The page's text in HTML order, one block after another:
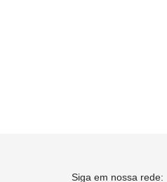
Siga em nossa rede: